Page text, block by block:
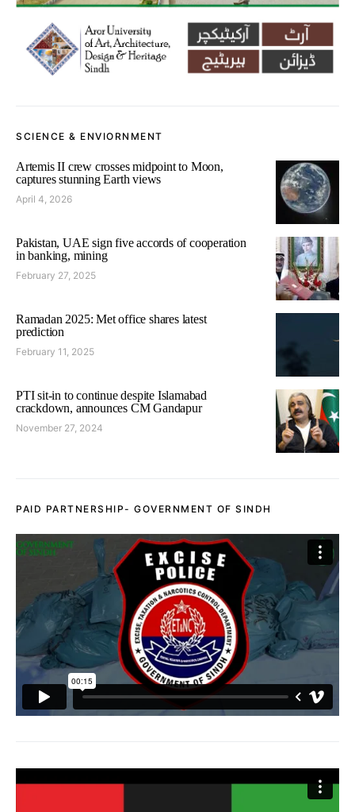
SCIENCE & ENVIORNMENT
Artemis II crew crosses midpoint to Moon,
captures stunning Earth views
April 4, 2026
Pakistan, UAE sign five accords of cooperation
in banking, mining
February 27, 2025
Ramadan 2025: Met office shares latest
prediction
February 11, 2025
PTI sit-in to continue despite Islamabad
crackdown, announces CM Gandapur
November 27, 2024
PAID PARTNERSHIP- GOVERNMENT OF SINDH